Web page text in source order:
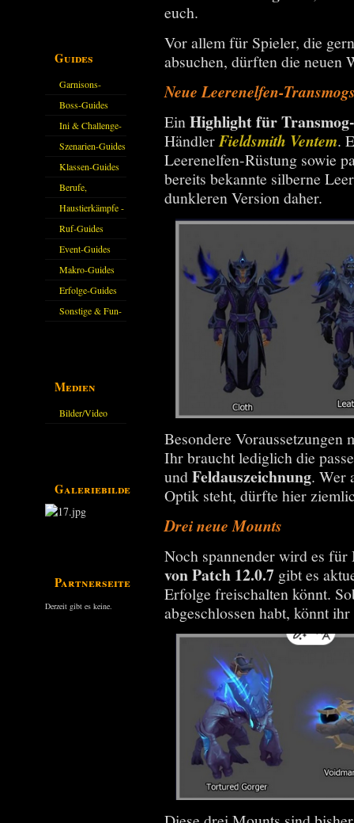
Guides
Garnisons-
Guides
Boss-Guides
Ini & Challenge-
Guides
Szenarien-Guides
Klassen-Guides
Berufe,
Farmkarten und
Haustiere
Haustierkämpfe -
Guide
Ruf-Guides
Event-Guides
Makro-Guides
Erfolge-Guides
Sonstige & Fun-
Medien
Bilder/Video
Galeriebilder
Partnerseiten
Derzeit gibt es keine.
euch.
Vor allem für Spieler, die
absuchen, dürften die neuen
Neue Leerenelfen-
EinHighlight für
HändlerFieldsmith Ventem.
Leerenelfen-Rüstung sowie
bereits bekannte silberne
dunkleren Version daher.
Besondere
Ihr braucht lediglich die
undFeldauszeichnung. Wer
Optik steht, dürfte hier
Drei neue Mounts
Noch spannender wird es
von Patch 12.0.7gibt es
Erfolge freischalten könnt.
abgeschlossen habt, könnt